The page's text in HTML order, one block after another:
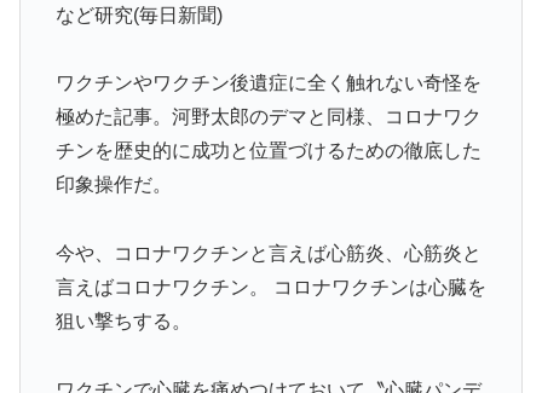
など研究(毎日新聞)
ワクチンやワクチン後遺症に全く触れない奇怪を
極めた記事。河野太郎のデマと同様、コロナワク
チンを歴史的に成功と位置づけるための徹底した
印象操作だ。
今や、コロナワクチンと言えば心筋炎、心筋炎と
言えばコロナワクチン。 コロナワクチンは心臓を
狙い撃ちする。